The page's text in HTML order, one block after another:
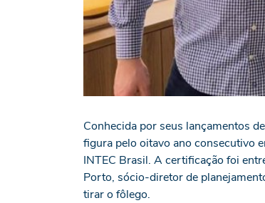
Conhecida por seus lançamentos
figura pelo oitavo ano consecutivo
INTEC Brasil. A certificação foi
Porto, sócio-diretor de
tirar o fôlego.